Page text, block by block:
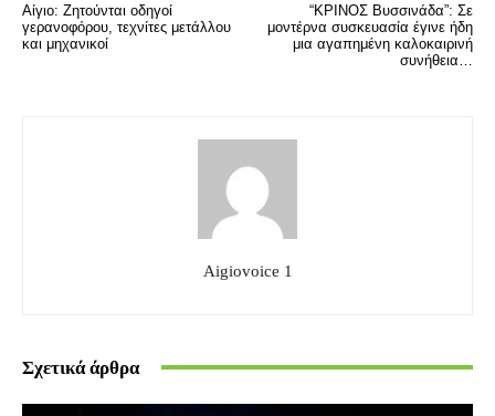
Αίγιο: Ζητούνται οδηγοί
γερανοφόρου, τεχνίτες μετάλλου
και μηχανικοί
“ΚΡΙΝΟΣ Βυσσινάδα”: Σε
μοντέρνα συσκευασία έγινε ήδη
μια αγαπημένη καλοκαιρινή
συνήθεια…
Aigiovoice 1
Σχετικά άρθρα